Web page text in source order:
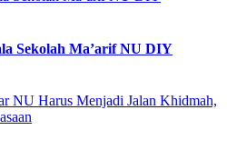
Sekolah Ma’arif NU DIY